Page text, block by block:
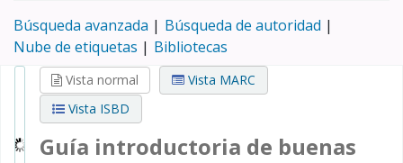
Búsqueda avanzada
Búsqueda de autoridad
Nube de etiquetas
Bibliotecas
Vista normal
Vista MARC
Vista ISBD
Guía introductoria de buenas